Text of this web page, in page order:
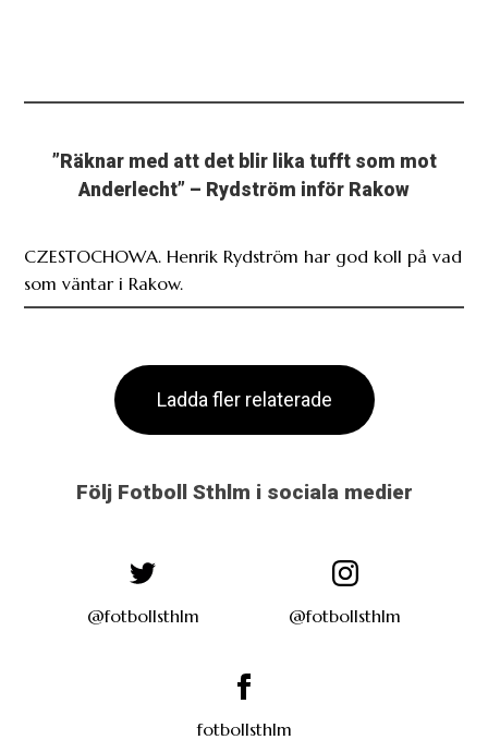
”Räknar med att det blir lika tufft som mot
Anderlecht” – Rydström inför Rakow
CZESTOCHOWA. Henrik Rydström har god koll på vad
som väntar i Rakow.
Ladda fler relaterade
Följ Fotboll Sthlm i sociala medier
@fotbollsthlm @fotbollsthlm
fotbollsthlm